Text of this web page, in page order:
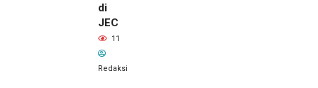
di
JEC
11
Redaksi
12 jam lalu
SMSI Eks
Karesidenan
Pati